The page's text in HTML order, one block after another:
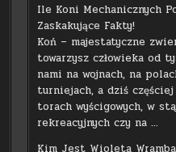
Ile Koni Mechanicznych
Zaskakujące Fakty!
Koń – majestatyczne
towarzysz człowieka od
nami na wojnach, na
turniejach, a dziś
torach wyścigowych, w
rekreacyjnych czy na …
Kim Jest Wioleta